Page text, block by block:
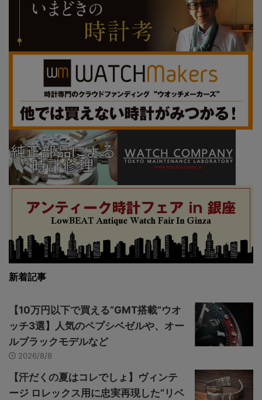
新着記事
【10万円以下で買える“GMT搭載”ウオ
ッチ3選】人気のペプシベゼルや、オー
ルブラックモデルなど
2026/8/8
【汗だくの夏はコレでしょ】ヴィンテ
ージ ロレックス用に忠実再現した“リベ